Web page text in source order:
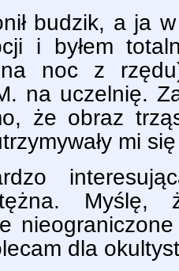
budzik, a ja
i byłem
noc z
na uczelnię.
że obraz
mi
Myślę,
dla